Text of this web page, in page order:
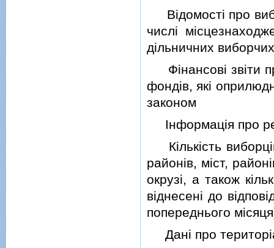
Вiдомостi про
числi
дiльничних
Фiнансовi звiти
фондiв, якi
законом
Iнформацiя про
Кiлькiсть
районiв, мiст,
окрузi, а також
вiднесенi до
попереднього
Данi про